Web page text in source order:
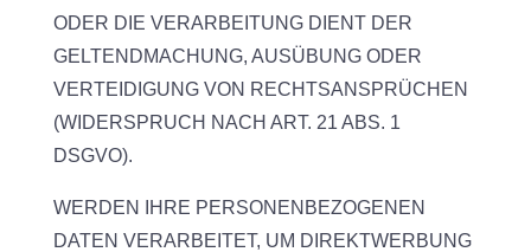
ODER DIE VERARBEITUNG DIENT DER
GELTENDMACHUNG, AUSÜBUNG ODER
VERTEIDIGUNG VON RECHTSANSPRÜCHEN
(WIDERSPRUCH NACH ART. 21 ABS. 1
DSGVO).
WERDEN IHRE PERSONENBEZOGENEN
DATEN VERARBEITET, UM DIREKTWERBUNG